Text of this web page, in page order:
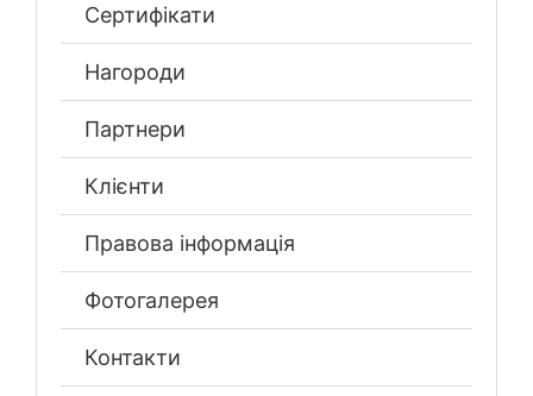
Сертифікати
Нагороди
Партнери
Клієнти
Правова інформація
Фотогалерея
Контакти